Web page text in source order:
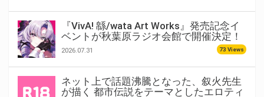
『VivA! 緜/wata Art Works』発売記念イ
ベントが秋葉原ラジオ会館で開催決定！
2026.07.31 73 Views
ネット上で話題沸騰となった、叙火先生
が描く 都市伝説をテーマとしたエロティ